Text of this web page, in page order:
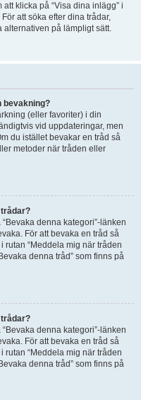
klicka på “Visa dina inlägg” i
att söka efter dina trådar,
på lämpligt sätt.
bevakning?
(eller favoriter) i din
vid uppdateringar, men
du istället bevakar en tråd så
metoder när tråden eller
denna kategori”-länken
För att bevaka en tråd så
rutan “Meddela mig när tråden
denna tråd” som finns på
denna kategori”-länken
För att bevaka en tråd så
rutan “Meddela mig när tråden
denna tråd” som finns på